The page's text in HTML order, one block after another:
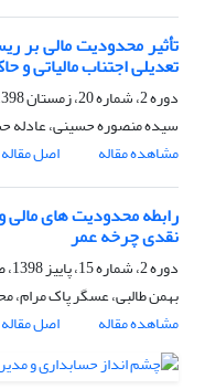
تأثیر محدودیت مالی بر
تعدیلی اجتناب مالیاتی و
دوره 2، شماره 20، زمستان 1398، صفحه
سیده منصوره حسینی، عادله
مشاهده مقاله
اصل مقاله
رابطه محدودیت های مالی
نقدی چرخه عمر
دوره 2، شماره 15، پاییز 1398، صفحه
بهمن طالبی، عسگر پاک مرام،
مشاهده مقاله
اصل مقاله